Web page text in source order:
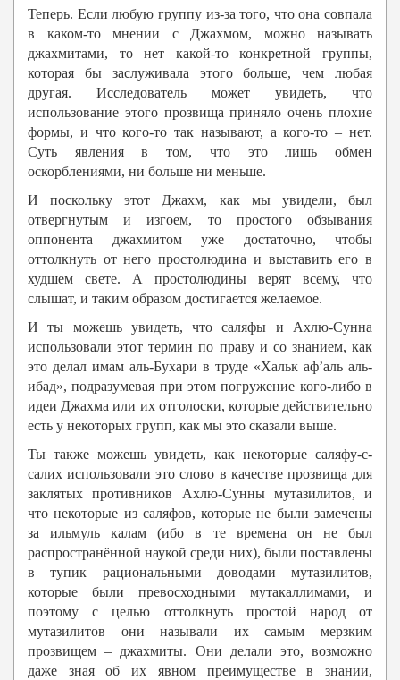
Теперь. Если любую группу из-за того, что она совпала
в каком-то мнении с Джахмом, можно называть
джахмитами, то нет какой-то конкретной группы,
которая бы заслуживала этого больше, чем любая
другая. Исследователь может увидеть, что
использование этого прозвища приняло очень плохие
формы, и что кого-то так называют, а кого-то – нет.
Суть явления в том, что это лишь обмен
оскорблениями, ни больше ни меньше.
И поскольку этот Джахм, как мы увидели, был
отвергнутым и изгоем, то простого обзывания
оппонента джахмитом уже достаточно, чтобы
оттолкнуть от него простолюдина и выставить его в
худшем свете. А простолюдины верят всему, что
слышат, и таким образом достигается желаемое.
И ты можешь увидеть, что саляфы и Ахлю-Сунна
использовали этот термин по праву и со знанием, как
это делал имам аль-Бухари в труде «Хальк аф’аль аль-
ибад», подразумевая при этом погружение кого-либо в
идеи Джахма или их отголоски, которые действительно
есть у некоторых групп, как мы это сказали выше.
Ты также можешь увидеть, как некоторые саляфу-с-
салих использовали это слово в качестве прозвища для
заклятых противников Ахлю-Сунны мутазилитов, и
что некоторые из саляфов, которые не были замечены
за ильмуль калам (ибо в те времена он не был
распространённой наукой среди них), были поставлены
в тупик рациональными доводами мутазилитов,
которые были превосходными мутакаллимами, и
поэтому с целью оттолкнуть простой народ от
мутазилитов они называли их самым мерзким
прозвищем – джахмиты. Они делали это, возможно
даже зная об их явном преимуществе в знании,